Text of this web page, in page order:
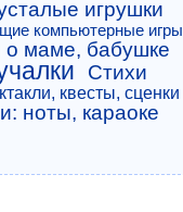
игрушки
компьютерные игры
о маме, бабушке
Стихи
квесты, сценки
ноты, караоке